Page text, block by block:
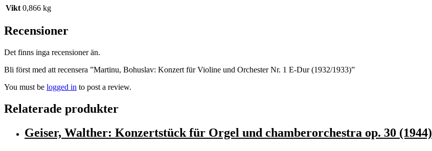
Vikt 0,866 kg
Recensioner
Det finns inga recensioner än.
Bli först med att recensera ”Martinu, Bohuslav: Konzert für Violine und Orchester Nr. 1 E-Dur (1932/1933)”
You must be logged in to post a review.
Relaterade produkter
Geiser, Walther: Konzertstück für Orgel und chamberorchestra op. 30 (1944)